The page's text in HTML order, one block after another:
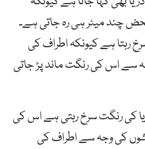
چند میٹر ہی رہ جاتی ہے۔
رہتا ہے کیونکہ اطراف کی
سے اس کی رنگت ماند پڑ جاتی
کی رنگت سرخ رہتی ہے اس کی
کی وجہ سے اطراف کی